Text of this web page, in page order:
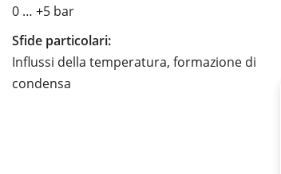
0 … +5 bar
Sfide particolari:
Influssi della temperatura, formazione di
condensa